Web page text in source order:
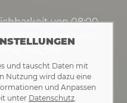
von 08:00 –
mit rechtzeitiger
·Datenschutz
und tauscht Daten mit
Nutzung wird dazu eine
und Anpassen
unter Datenschutz.